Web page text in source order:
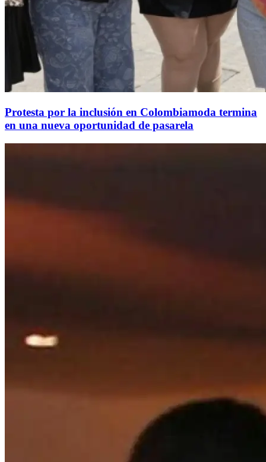
Protesta por la inclusión en Colombiamoda termina
en una nueva oportunidad de pasarela